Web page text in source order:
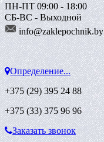
ПН-ПТ 09:00 - 18:00
СБ-ВС - Выходной
info@zaklepochnik.by
Определение...
+375 (29)395 24 88
+375 (33)375 96 96
Заказать звонок